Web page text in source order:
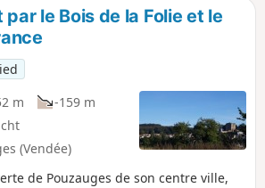
par le Bois de la Folie et le
m
-159 m
(Vendée)
de Pouzauges de son centre ville,